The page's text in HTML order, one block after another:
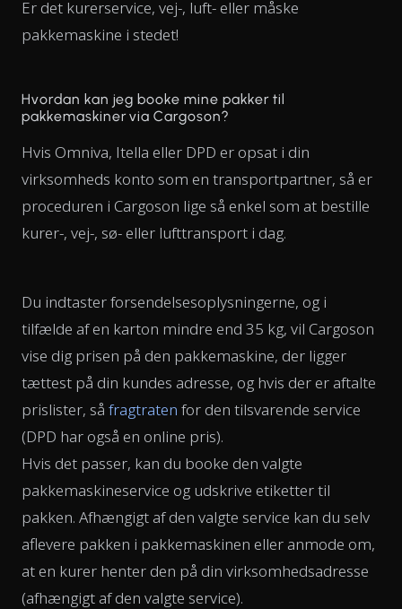
Er det kurerservice, vej-, luft- eller måske
pakkemaskine i stedet!
Hvordan kan jeg booke mine pakker til
pakkemaskiner via Cargoson?
Hvis Omniva, Itella eller DPD er opsat i din
virksomheds konto som en transportpartner, så er
proceduren i Cargoson lige så enkel som at bestille
kurer-, vej-, sø- eller lufttransport i dag.
Du indtaster forsendelsesoplysningerne, og i
tilfælde af en karton mindre end 35 kg, vil Cargoson
vise dig prisen på den pakkemaskine, der ligger
tættest på din kundes adresse, og hvis der er aftalte
prislister, så fragtraten for den tilsvarende service
(DPD har også en online pris).
Hvis det passer, kan du booke den valgte
pakkemaskineservice og udskrive etiketter til
pakken. Afhængigt af den valgte service kan du selv
aflevere pakken i pakkemaskinen eller anmode om,
at en kurer henter den på din virksomhedsadresse
(afhængigt af den valgte service).